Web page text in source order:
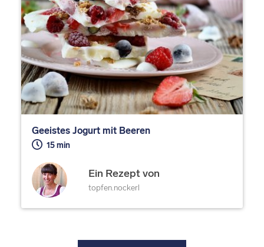
Geeistes Jogurt mit Beeren
15 min
Ein Rezept von
topfen.nockerl